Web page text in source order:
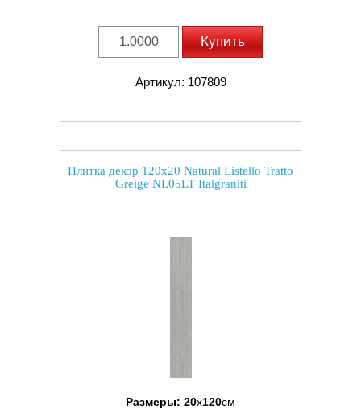
Купить
Артикул: 107809
Плитка декор 120x20 Natural Listello Tratto
Greige NL05LT Italgraniti
Размеры: 20x120см